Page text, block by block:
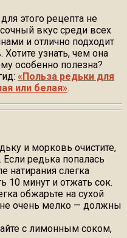
этого рецепта не
вкус среди всех
и отлично подходит
узнать, чем она
особенно полезна?
«Польза редьки для
или белая».
и морковь очистите,
Если редька попалась
натирания слегка
10 минут и отжать сок.
обжарьте на сухой
очень мелко — должны
с лимонным соком,